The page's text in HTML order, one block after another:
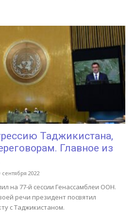
Таджикистана,
Главное из
сентября 2022
на 77-й сессии Генассамблеи ООН.
речи президент посвятил
с Таджикистаном.